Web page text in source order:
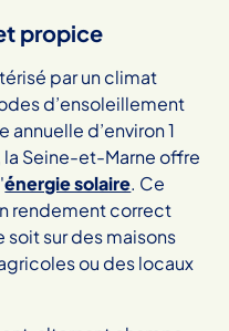
propice
par un climat
d’ensoleillement
d’environ 1
Seine-et-Marne offre
énergie solaire. Ce
rendement correct
sur des maisons
ou des locaux